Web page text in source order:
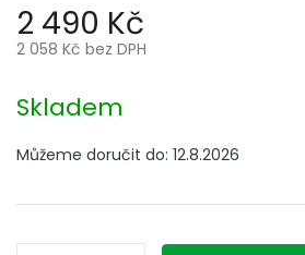
2 490 Kč
2 058 Kč bez DPH
cena:
Skladem
Můžeme doručit do: 12.8.2026